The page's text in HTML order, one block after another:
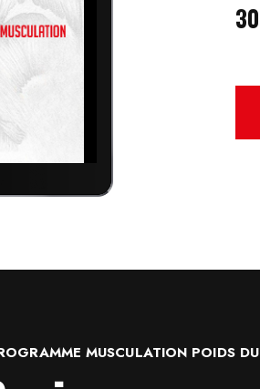
MUSCULATION POIDS